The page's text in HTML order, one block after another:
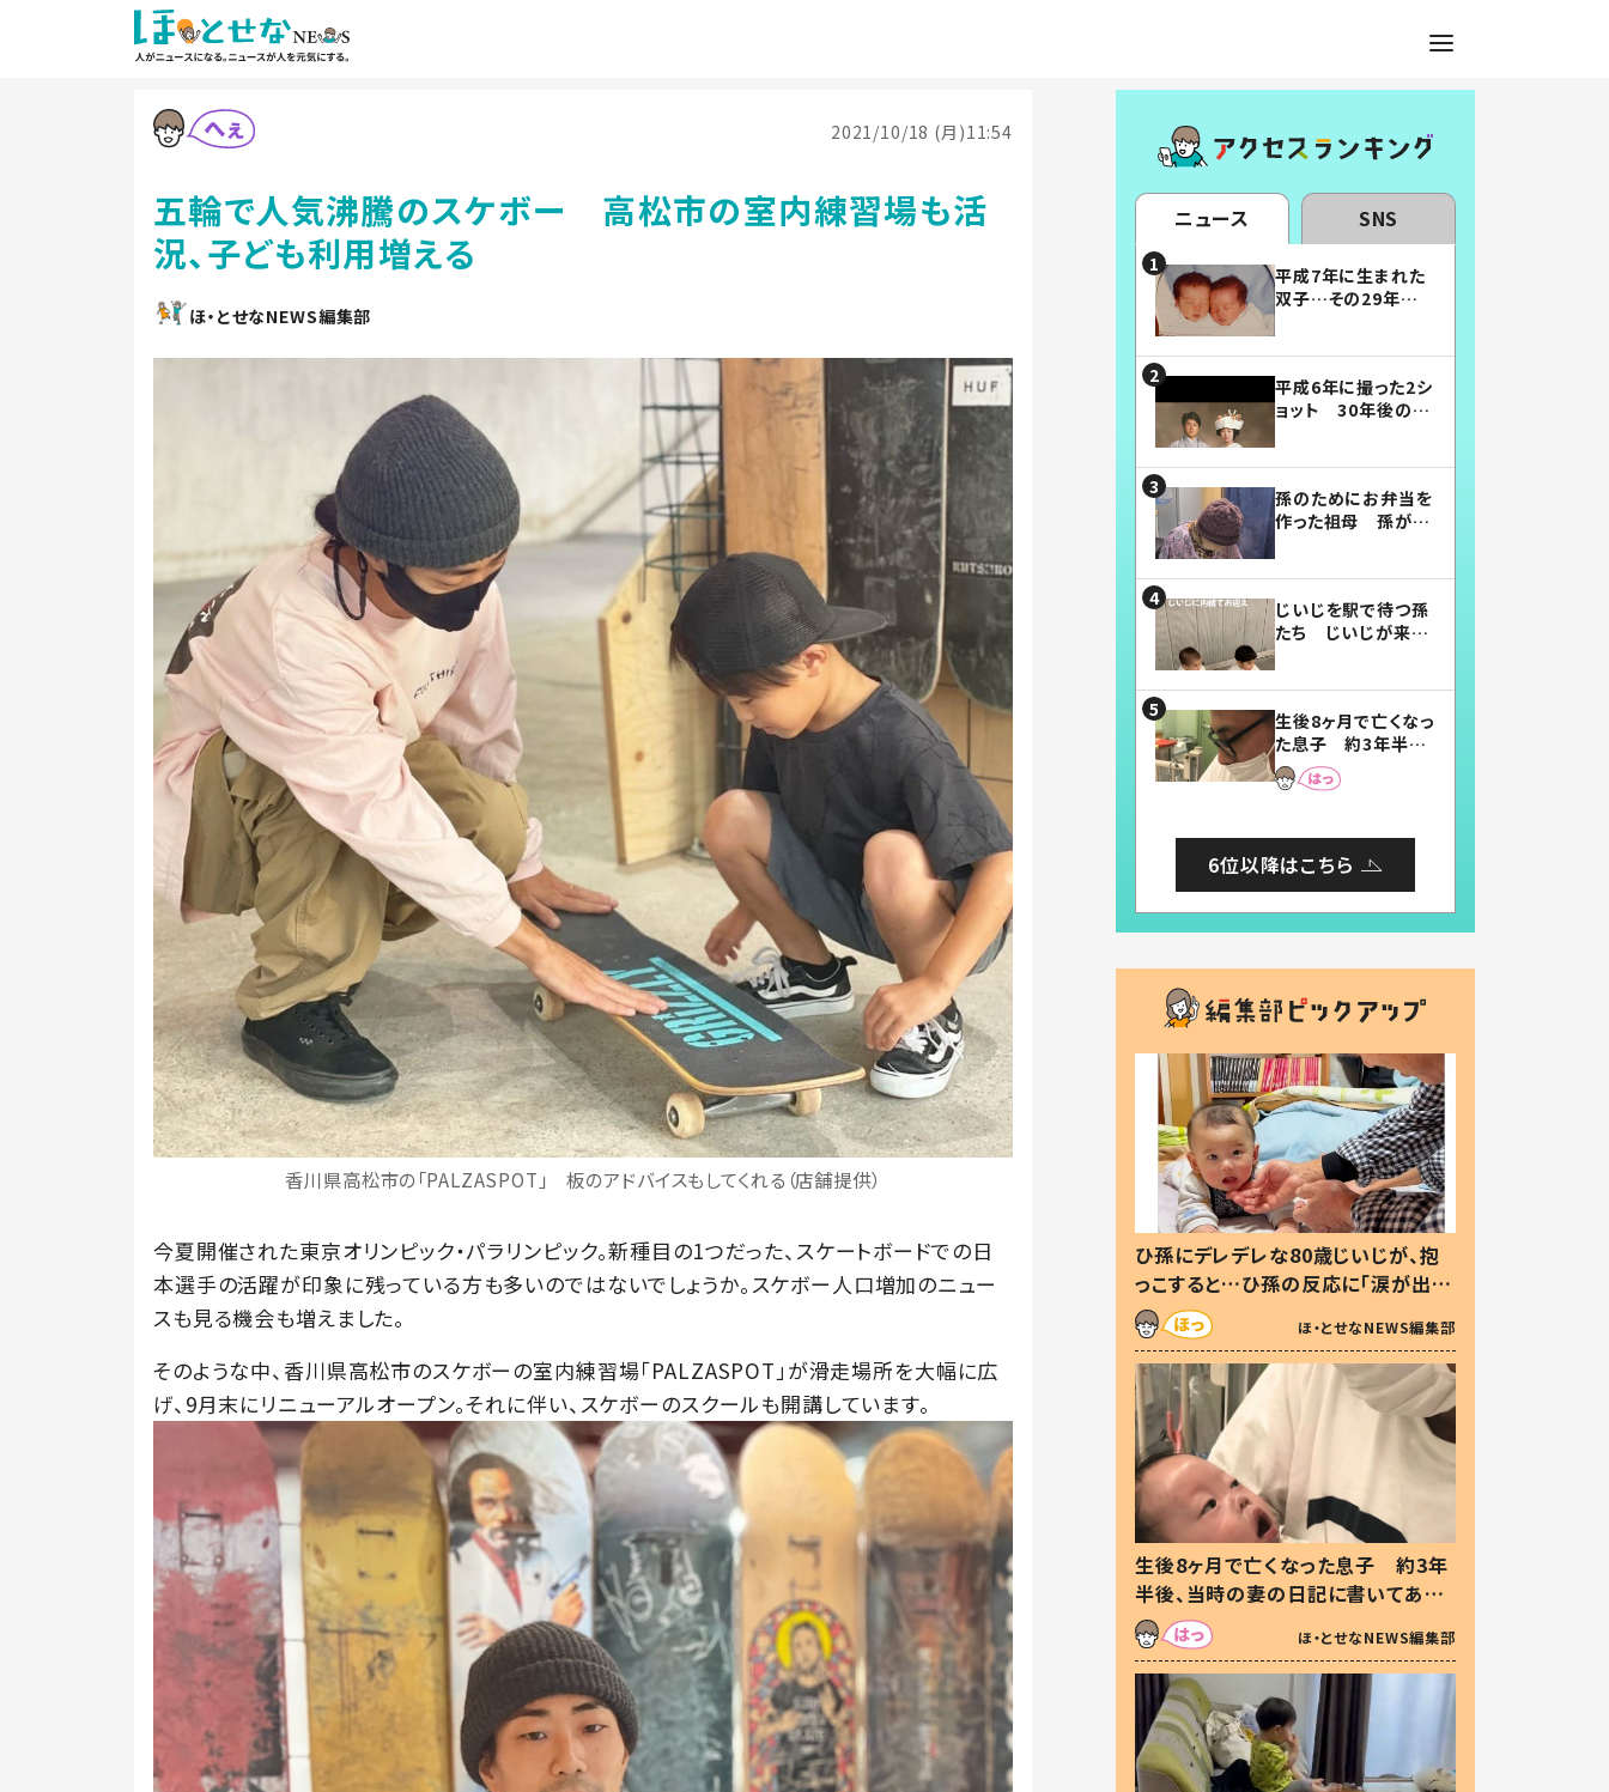
2021/10/18 (月)11:54
五輪で人気沸騰のスケボー 高松市の室内練習場も活
況、子ども利用増える
ほ・とせなNEWS編集部
香川県高松市の「PALZASPOT」 板のアドバイスもしてくれる（店舗提供）
今夏開催された東京オリンピック・パラリンピック。新種目の1つだった、スケートボードでの日
本選手の活躍が印象に残っている方も多いのではないでしょうか。スケボー人口増加のニュー
スも見る機会も増えました。
そのような中、香川県高松市のスケボーの室内練習場「PALZASPOT」が滑走場所を大幅に広
げ、9月末にリニューアルオープン。それに伴い、スケボーのスクールも開講しています。
ニュース SNS
平成7年に生まれた
双子…その29年後
平成6年に撮った2シ
ョット 30年後の姿
孫のためにお弁当を
作った祖母 孫が絶
じいじを駅で待つ孫
たち じいじが来た
まらない」「幸せにな
れる」
生後8ヶ月で亡くなっ
た息子 約3年半
後、当時の妻の日記
に書いてあった本音
6位以降はこちら
ひ孫にデレデレな80歳じいじが、抱
っこすると…ひ孫の反応に「涙が出ま
した」「可愛くて仕方ない」
ほ・とせなNEWS編集部
生後8ヶ月で亡くなった息子 約3年
半後、当時の妻の日記に書いてあっ
た本音とは
ほ・とせなNEWS編集部